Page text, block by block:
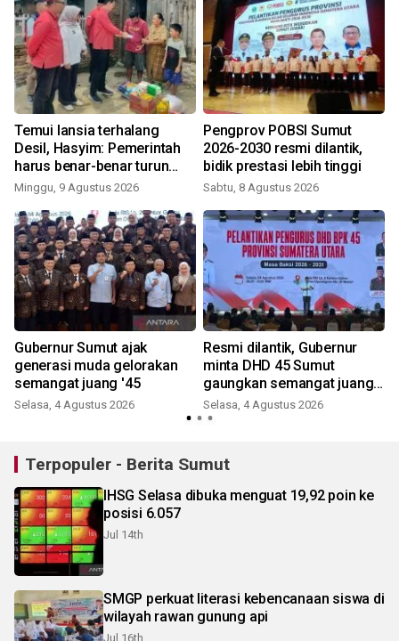
Temui lansia terhalang
Desil, Hasyim: Pemerintah
harus benar-benar turun
melakukan validasi ulang
Minggu, 9 Agustus 2026
Pengprov POBSI Sumut
2026-2030 resmi dilantik,
bidik prestasi lebih tinggi
Sabtu, 8 Agustus 2026
Gubernur Sumut ajak
generasi muda gelorakan
semangat juang '45
Selasa, 4 Agustus 2026
Resmi dilantik, Gubernur
minta DHD 45 Sumut
gaungkan semangat juang
pemuda
Selasa, 4 Agustus 2026
Terpopuler - Berita Sumut
IHSG Selasa dibuka menguat 19,92 poin ke
posisi 6.057
Jul 14th
SMGP perkuat literasi kebencanaan siswa di
wilayah rawan gunung api
Jul 16th